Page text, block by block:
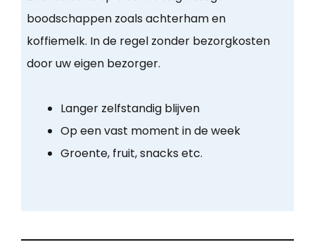
boodschappen zoals achterham en
koffiemelk. In de regel zonder bezorgkosten
door uw eigen bezorger.
Langer zelfstandig blijven
Op een vast moment in de week
Groente, fruit, snacks etc.